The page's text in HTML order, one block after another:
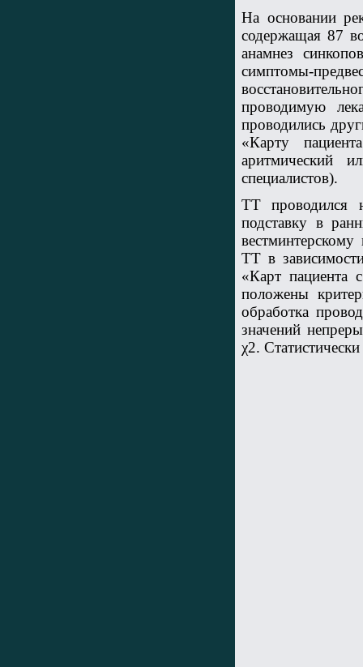
На основании
содержащая 87
анамнез
симптомы-
проводимую
проводились
«Карту
аритмический
специалистов).
ТТ проводился
подставку в
ТТ в
«Карт пациента
положены
обработка
значений
χ2.